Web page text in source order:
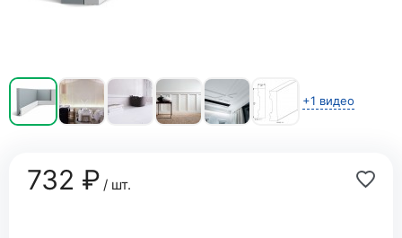
+1 видео
732 ₽/ шт.